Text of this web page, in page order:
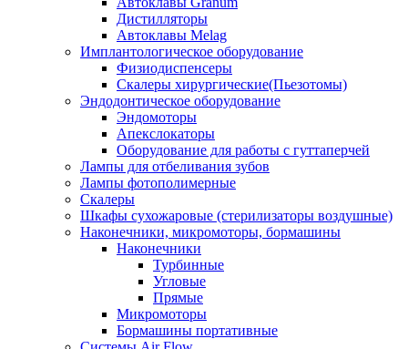
Дистилляторы
Автоклавы Melag
Имплантологическое оборудование
Физиодиспенсеры
Скалеры хирургические(Пьезотомы)
Эндодонтическое оборудование
Эндомоторы
Апекслокаторы
Оборудование для работы с гуттаперчей
Лампы для отбеливания зубов
Лампы фотополимерные
Скалеры
Шкафы сухожаровые (стерилизаторы воздушные)
Наконечники, микромоторы, бормашины
Наконечники
Турбинные
Угловые
Прямые
Микромоторы
Бормашины портативные